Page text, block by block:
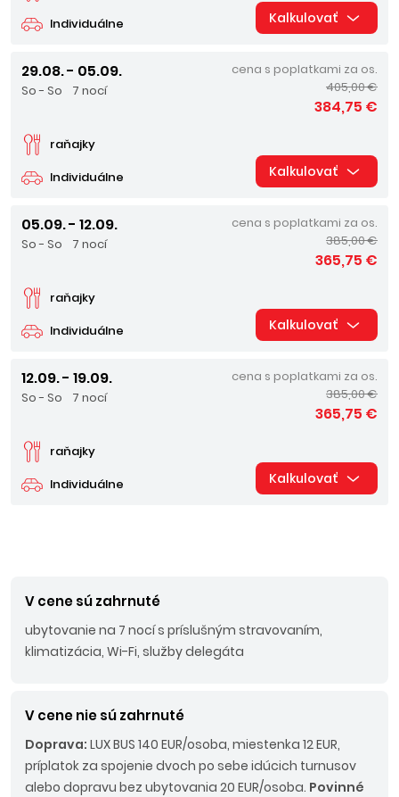
Individuálne Kalkulovať
29.08. - 05.09.
So - So 7 nocí
Individuálne
raňajky
cena s poplatkami za os.
405,00 €
384,75 €
Kalkulovať
05.09. - 12.09.
So - So 7 nocí
Individuálne
raňajky
cena s poplatkami za os.
385,00 €
365,75 €
Kalkulovať
12.09. - 19.09.
So - So 7 nocí
Individuálne
raňajky
cena s poplatkami za os.
385,00 €
365,75 €
Kalkulovať
V cene sú zahrnuté
ubytovanie na 7 nocí s príslušným stravovaním,
klimatizácia, Wi-Fi, služby delegáta
V cene nie sú zahrnuté
Doprava: LUX BUS 140 EUR/osoba, miestenka 12 EUR,
príplatok za spojenie dvoch po sebe idúcich turnusov
alebo dopravu bez ubytovania 20 EUR/osoba. Povinné